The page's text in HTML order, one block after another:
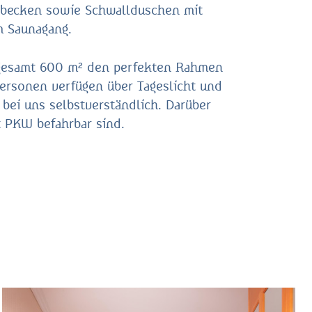
sowie Schwallduschen mit
600 m² den perfekten Rahmen
verfügen über Tageslicht und
uns selbstverständlich. Darüber
befahrbar sind.